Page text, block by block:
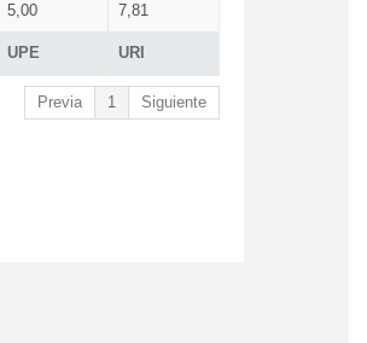
UPE URI
5,00 7,81
Previa 1 Siguiente